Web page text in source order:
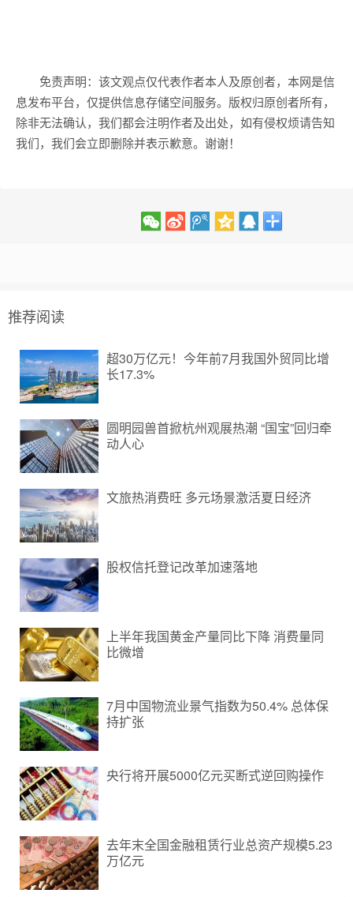
免责声明：该文观点仅代表作者本人及原创者，本网是信
息发布平台，仅提供信息存储空间服务。版权归原创者所有，
除非无法确认，我们都会注明作者及出处，如有侵权烦请告知
我们，我们会立即删除并表示歉意。谢谢！
推荐阅读
超30万亿元！今年前7月我国外贸同比增
长17.3%
圆明园兽首掀杭州观展热潮 “国宝”回归牵
动人心
文旅热消费旺 多元场景激活夏日经济
股权信托登记改革加速落地
上半年我国黄金产量同比下降 消费量同
比微增
7月中国物流业景气指数为50.4% 总体保
持扩张
央行将开展5000亿元买断式逆回购操作
去年末全国金融租赁行业总资产规模5.23
万亿元